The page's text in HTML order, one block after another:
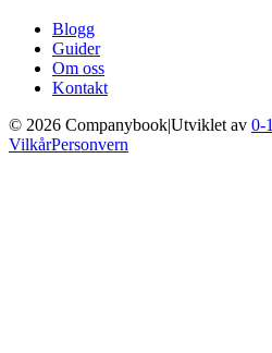
Blogg
Guider
Om oss
Kontakt
© 2026 Companybook|Utviklet av 0-1
VilkårPersonvern